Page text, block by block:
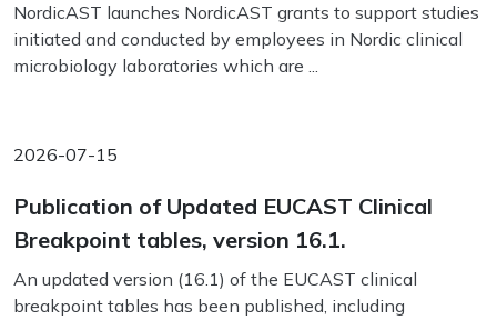
NordicAST launches NordicAST grants to support studies
initiated and conducted by employees in Nordic clinical
microbiology laboratories which are ...
2026-07-15
Publication of Updated EUCAST Clinical
Breakpoint tables, version 16.1.
An updated version (16.1) of the EUCAST clinical
breakpoint tables has been published, including